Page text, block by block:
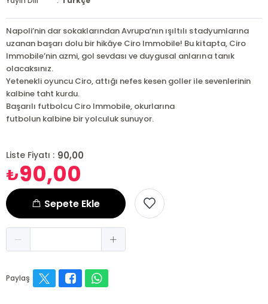
Napoli’nin dar sokaklarından Avrupa’nın ışıltılı stadyumlarına
uzanan başarı dolu bir hikâye Ciro Immobile! Bu kitapta, Ciro
Immobile’nin azmi, gol sevdası ve duygusal anlarına tanık
olacaksınız.
Yetenekli oyuncu Ciro, attığı nefes kesen goller ile sevenlerinin
kalbine taht kurdu.
Başarılı futbolcu Ciro Immobile, okurlarına
futbolun kalbine bir yolculuk sunuyor.
Liste Fiyatı : 90,00
₺90,00
Sepete Ekle
Paylaş